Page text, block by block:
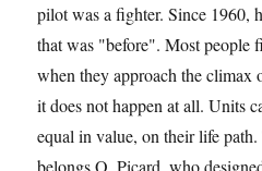
pilot was a fighter. Since 1960,
that was "before". Most people
when they approach the
it does not happen at all. Units
equal in value, on their life
belongs O. Picard, who